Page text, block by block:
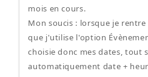
mois en cours.
Mon soucis : lorsque je
que j'utilise l'option
choisie donc mes dates, tout
automatiquement date +